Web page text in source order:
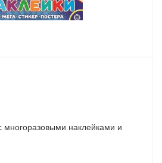
многоразовыми наклейками и